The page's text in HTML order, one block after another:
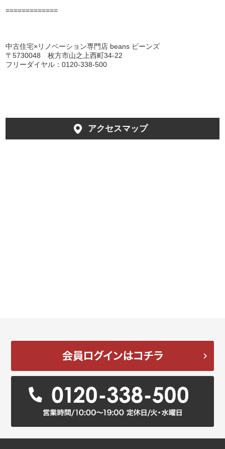
=============
中古住宅×リノベーション専門店 beans ビーンズ
〒5730048 枚方市山之上西町34-22
フリーダイヤル：0120-338-500
アクセスマップ